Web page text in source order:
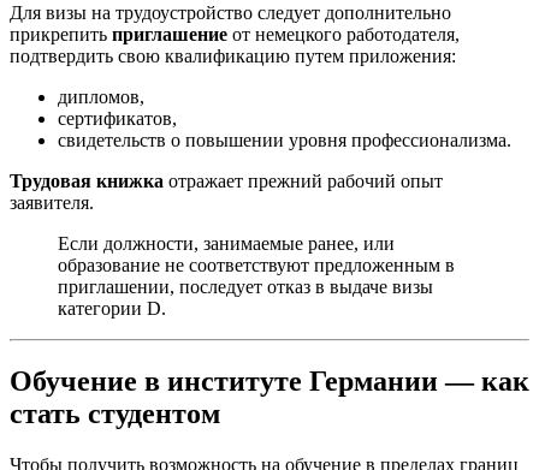
Для визы на трудоустройство следует дополнительно
прикрепить приглашение от немецкого работодателя,
подтвердить свою квалификацию путем приложения:
дипломов,
сертификатов,
свидетельств о повышении уровня профессионализма.
Трудовая книжка отражает прежний рабочий опыт
заявителя.
Если должности, занимаемые ранее, или
образование не соответствуют предложенным в
приглашении, последует отказ в выдаче визы
категории D.
Обучение в институте Германии — как
стать студентом
Чтобы получить возможность на обучение в пределах границ